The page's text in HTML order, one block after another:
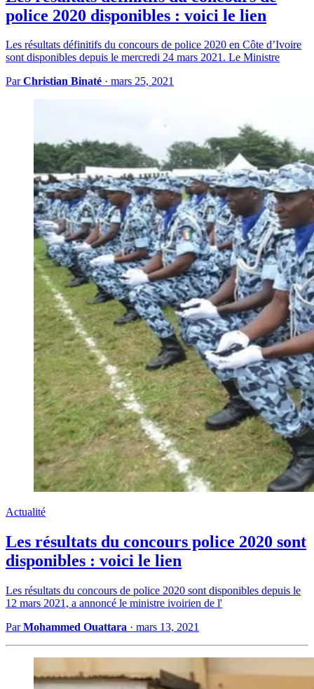
police 2020 disponibles : voici le lien
Les résultats définitifs du concours de police 2020 en Côte d’Ivoire
sont disponibles depuis le mercredi 24 mars 2021. Le Ministre
ParChristian Binaté · mars 25, 2021
Actualité
Les résultats du concours police 2020 sont
disponibles : voici le lien
Les résultats du concours de police 2020 sont disponibles depuis le
12 mars 2021, a annoncé le ministre ivoirien de l'
ParMohammed Ouattara · mars 13, 2021